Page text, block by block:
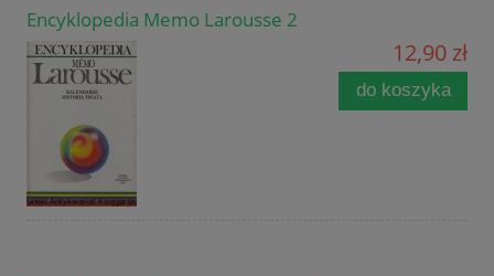
Encyklopedia Memo Larousse 2
12,90 zł
do koszyka